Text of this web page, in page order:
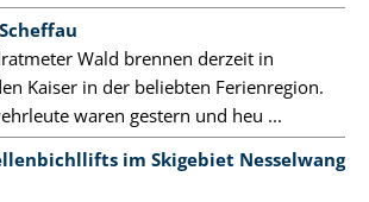
Wald brennen derzeit in
Kaiser in der beliebten Ferienregion.
waren gestern und heu ...
im Skigebiet Nesselwang